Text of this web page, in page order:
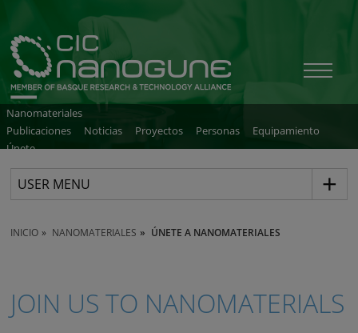
Nanomateriales
Publicaciones
Noticias Proyectos Personas
Equipamiento
Únete
USER MENU
INICIO NANOMATERIALES ÚNETE A NANOMATERIALES
JOIN US TO NANOMATERIALS